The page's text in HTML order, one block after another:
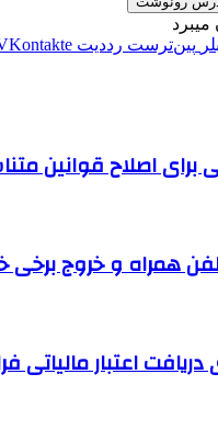
‫پین‌ترست ‫رددیت
اصلاح قوانین
همراه و خروج برخی
اعتبار مالیاتی